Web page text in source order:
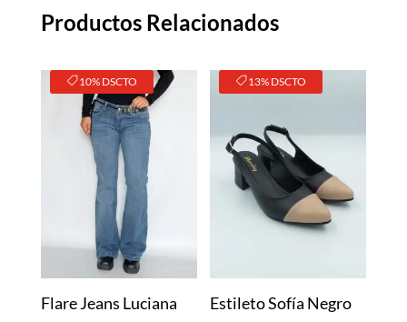
Productos Relacionados
10% DSCTO
Flare Jeans Luciana
13% DSCTO
Estileto Sofía Negro